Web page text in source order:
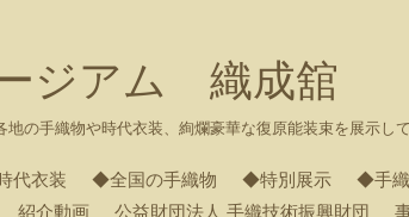
ジアム 織成舘
の手織物や時代衣装、絢爛豪華な復原能装束を展示して
代衣装 ◆全国の手織物 ◆特別展示 ◆手織
紹介動画 公益財団法人 手織技術振興財団